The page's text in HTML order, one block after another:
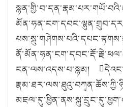
ངན་ལས་འདས་པ་སྙམ།